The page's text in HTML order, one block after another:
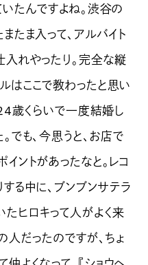
たんですよね。渋谷の
たま入って、アルバイト
入れやったり。完全な縦
はここで教わったと思い
歳くらいで一度結婚し
でも、今思うと、お店で
ントがあったなと。レコ
る中に、ブンブンサテラ
たヒロキって人がよく来
人だったのですが、ちょ